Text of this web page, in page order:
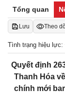
Tổng quan
Lưu Theo
Tình trạng hiệu lực:
Quyết định
Thanh Hóa
chính mới